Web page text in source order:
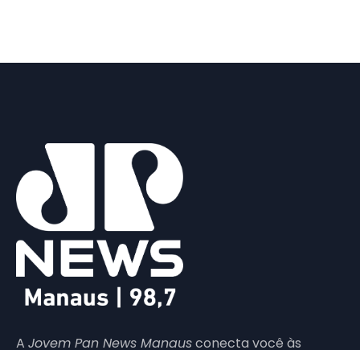
A Jovem Pan News Manausconecta você às